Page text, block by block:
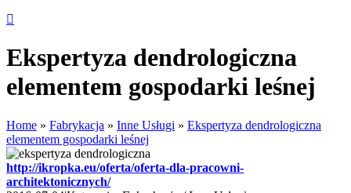
Ekspertyza dendrologiczna
elementem gospodarki leśnej
Home » Fabrykacja » Inne Usługi » Ekspertyza dendrologiczna
elementem gospodarki leśnej
http://ikropka.eu/oferta/oferta-dla-pracowni-
architektonicznych/